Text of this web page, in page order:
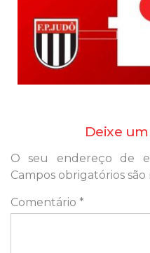
Deixe
O seu endereço de
Campos obrigatórios
Comentário *